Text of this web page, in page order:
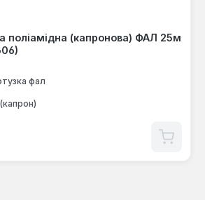
поліамідна (капронова) ФАЛ 25м
фал